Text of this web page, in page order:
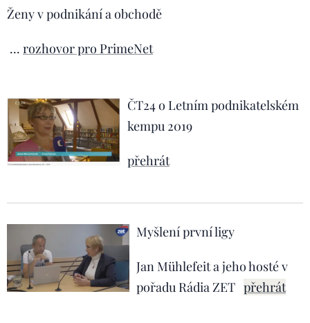
Ženy v podnikání a obchodě
... rozhovor pro PrimeNet
ČT24 o Letním podnikatelském
kempu 2019
přehrát
Myšlení první ligy
Jan Mühlefeit a jeho hosté v
pořadu Rádia ZETpřehrát